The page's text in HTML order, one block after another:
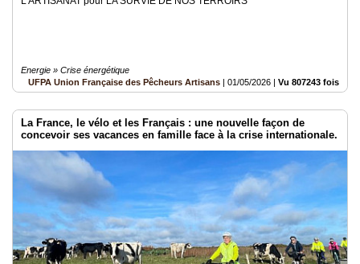
Energie » Crise énergétique
UFPA Union Française des Pêcheurs Artisans | 01/05/2026 | Vu 807243 fois
La France, le vélo et les Français : une nouvelle façon de
concevoir ses vacances en famille face à la crise internationale.